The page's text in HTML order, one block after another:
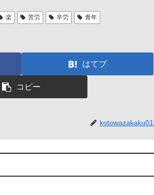
楽 苦労 辛労 青年
はてブ
コピー
kotowazakaku01